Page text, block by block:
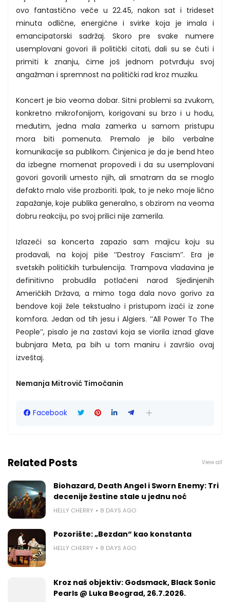
ovo fantastično veče u 22.45, nakon sat i trideset
minuta odlične, energične i svirke koja je imala i
emancipatorski sadržaj. Skoro pre svake numere
usemplovani govori ili politički citati, dali su se čuti i
primiti k znanju, čime još jednom potvrđuju svoj
angažman i spremnost na politički rad kroz muziku.
Koncert je bio veoma dobar. Sitni problemi sa zvukom,
konkretno mikrofonijom, korigovani su brzo i u hodu,
međutim, jedna mala zamerka u samom pristupu
mora biti pomenuta. Premalo je bilo verbalne
komunikacije sa publikom. Činjenica je da je bend hteo
da izbegne momenat propovedi i da su usemplovani
govori govorili umesto njih, ali smatram da se moglo
defakto malo više prozboriti. Ipak, to je neko moje lično
zapažanje, koje publika generalno, s obzirom na veoma
dobru reakciju, po svoj prilici nije zamerila.
Izlazeći sa koncerta zapazio sam majicu koju su
prodavali, na kojoj piše ’’Destroy Fascism’’. Era je
svetskih političkih turbulencija. Trampova vladavina je
definitivno probudila potlačeni narod Sjedinjenih
Američkih Država, a mimo toga dala novo gorivo za
bendove koji žele tekstualno i pristupom izaći iz zone
komfora. Jedan od tih jesu i Algiers. ’’All Power To The
People’’, pisalo je na zastavi koja se viorila iznad glave
bubnjara Meta, pa bih u tom maniru i završio ovaj
izveštaj.
Nemanja Mitrović Timočanin
Facebook
Related Posts View all
Biohazard, Death Angel i Sworn Enemy: Tri
decenije žestine stale u jednu noć
HELLY CHERRY 8 DAYS AGO
Pozorište: „Bezdan“ kao konstanta
HELLY CHERRY 8 DAYS AGO
Kroz naš objektiv: Godsmack, Black Sonic
Pearls @ Luka Beograd, 26.7.2026.